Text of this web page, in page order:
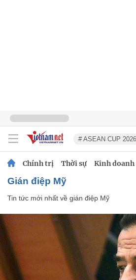
# ASEAN CUP 2026
Chính trị Thời sự Kinh doanh
gián điệp Mỹ
Tin tức mới nhất về gián điệp Mỹ